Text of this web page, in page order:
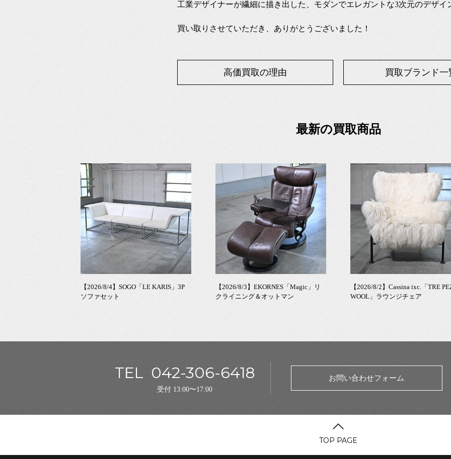
工業デザイナーが繊細に描き出した、モダンでエレガントな3次元のデザイ
買い取りさせていただき、ありがとうございました！
高価買取の理由 買取ブランド一
最新の買取商品
【2026/8/4】SOGO「LE KARIS」3P
ソファセット
【2026/8/3】EKORNES「Magic」リ
クライニング＆オットマン
【2026/8/2】Cassina ixc.「TRE
WOOL」ラウンジチェア
TEL 042-306-6418
受付 13:00〜17:00
お問い合わせフォーム
TOP PAGE